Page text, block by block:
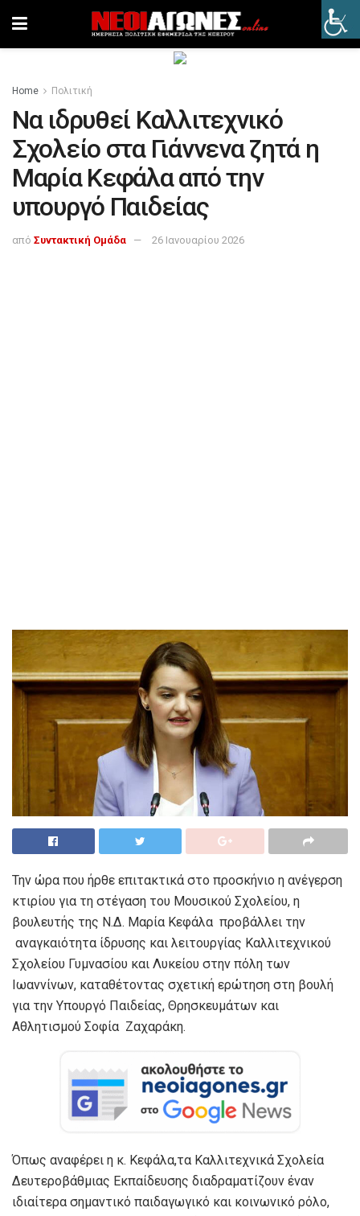
Home Πολιτική
Να ιδρυθεί Καλλιτεχνικό
Σχολείο στα Γιάννενα ζητά η
Μαρία Κεφάλα από την
υπουργό Παιδείας
από Συντακτική Ομάδα 26 Ιανουαρίου 2026
Την ώρα που ήρθε επιτακτικά στο προσκήνιο η ανέγερση
κτιρίου για τη στέγαση του Μουσικού Σχολείου, η
βουλευτής της Ν.Δ. Μαρία Κεφάλα προβάλλει την
αναγκαιότητα ίδρυσης και λειτουργίας Καλλιτεχνικού
Σχολείου Γυμνασίου και Λυκείου στην πόλη των
Ιωαννίνων, καταθέτοντας σχετική ερώτηση στη βουλή
για την Υπουργό Παιδείας, Θρησκευμάτων και
Αθλητισμού Σοφία Ζαχαράκη.
Όπως αναφέρει η κ. Κεφάλα,τα Καλλιτεχνικά Σχολεία
Δευτεροβάθμιας Εκπαίδευσης διαδραματίζουν έναν
ιδιαίτερα σημαντικό παιδαγωγικό και κοινωνικό ρόλο,